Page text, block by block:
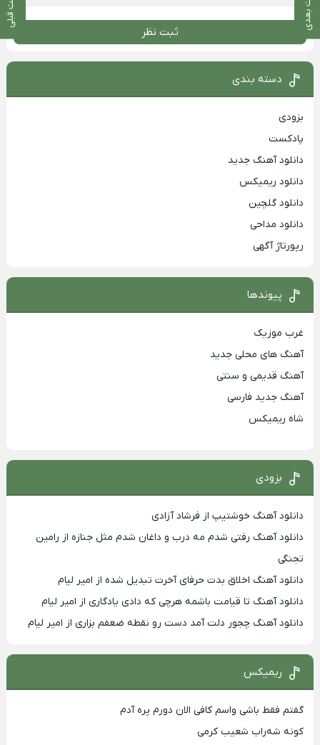
پست قبلی
ثبت نظر
دسته بندی
بزودی
پادکست
دانلود آهنگ جدید
دانلود ریمیکس
دانلود گلچین
دانلود مداحی
رپورتاژ آگهی
پیوندها
غرب موزیک
آهنگ های محلی جدید
آهنگ قدیمی و سنتی
آهنگ جدید فارسی
شاه ریمیکس
بزودی
دانلود آهنگ خوشتیپ از فرشاد آزادی
دانلود آهنگ رفتی شدم مه درب و داغان شدم مثل جنازه از رامین
تجنگی
دانلود آهنگ اخلاق بدت حرفای آخرت تبدیل شده از امیر لیام
دانلود آهنگ تا قیامت باشمه هرچی که دادی یادگاری از امیر لیام
دانلود آهنگ چجور دلت آمد دست رو نقطه ضعفم بزاری از امیر لیام
ریمیکس
گفتم فقط باشی واسم کافی الان دورم پره آدم
کونه شه‌راب شعیب کرمی